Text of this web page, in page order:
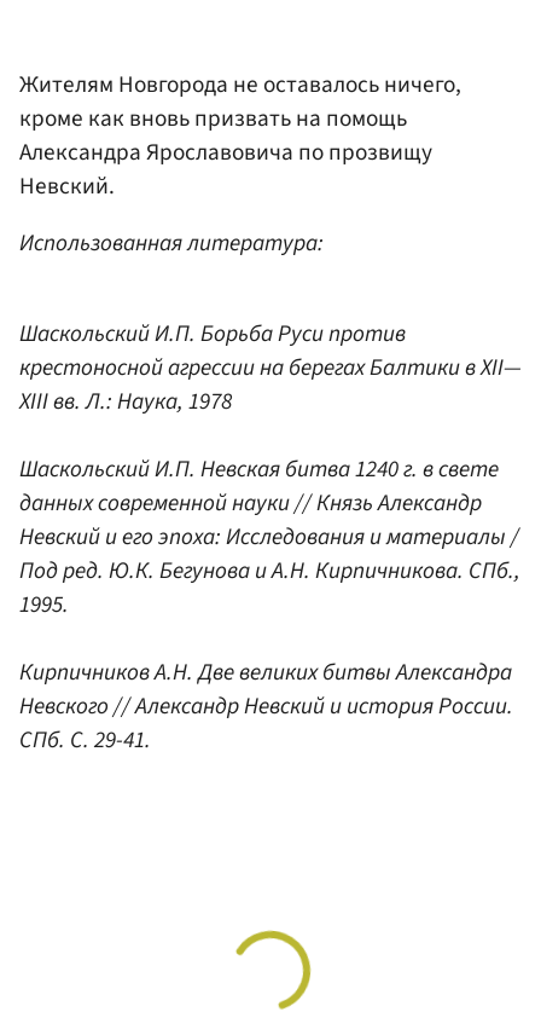
Жителям Новгорода не оставалось ничего,
кроме как вновь призвать на помощь
Александра Ярославовича по прозвищу
Невский.
Использованная литература:
Шаскольский И.П. Борьба Руси против
крестоносной агрессии на берегах Балтики в XII—
XIII вв. Л.: Наука, 1978
Шаскольский И.П. Невская битва 1240 г. в свете
данных современной науки // Князь Александр
Невский и его эпоха: Исследования и материалы /
Под ред. Ю.К. Бегунова и А.Н. Кирпичникова. СПб.,
1995.
Кирпичников А.Н. Две великих битвы Александра
Невского // Александр Невский и история России.
СПб. С. 29-41.